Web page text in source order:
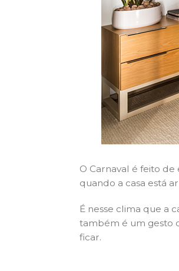
O Carnaval é feito
quando a casa está
É nesse clima que a
também é um gesto
ficar.